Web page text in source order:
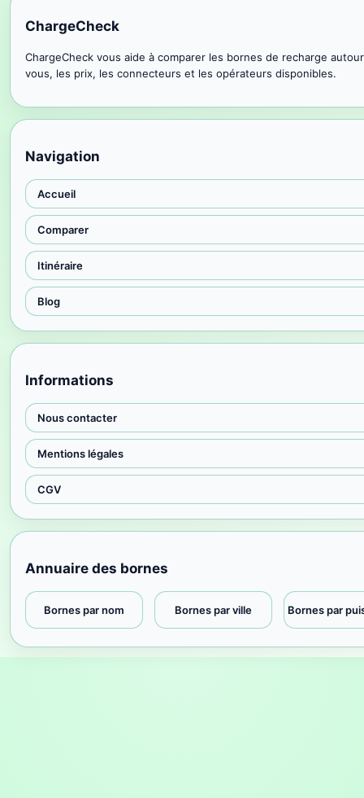
ChargeCheck
ChargeCheck vous aide à comparer les bornes de recharge
vous, les prix, les connecteurs et les opérateurs disponibles.
Navigation
Accueil
Comparer
Itinéraire
Blog
Informations
Nous contacter
Mentions légales
CGV
Annuaire des bornes
Bornes par nom Bornes par ville Bornes par